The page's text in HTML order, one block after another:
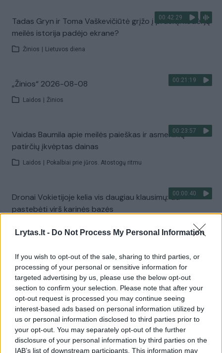
Lrytas.lt - Do Not Process My Personal Information
If you wish to opt-out of the sale, sharing to third parties, or
processing of your personal or sensitive information for
targeted advertising by us, please use the below opt-out
section to confirm your selection. Please note that after your
opt-out request is processed you may continue seeing
interest-based ads based on personal information utilized by
us or personal information disclosed to third parties prior to
your opt-out. You may separately opt-out of the further
disclosure of your personal information by third parties on the
IAB’s list of downstream participants. This information may
00:42:29
Tadas Gryn ir Toma Vaškevičiūtė grįžo į praeitį: kodėl jų
meilės istorija padėjo ekrane?
Žinios Lietuvos diena
00:21:19
„Žinios“ 2026-08-08
Laidos Žinios
00:23:57
Vaidas Baumila apie meilės paieškas ir asmeninių
patirčių įkvėptas dainas
Laidos Pokalbiai prie jūros. Atostogų ritmu
00:00:40
Dronai Vokietijoje kelia vis daugiau klausimų: du
pastebėti virš karinės bazės
Visi įrašai
Žiūrimiausi įrašai
00:00:30
Vaizdai iš tragiškos avarijos Vilniaus r.: dviejų moterų ir